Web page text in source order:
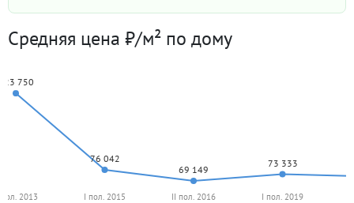
Средняя цена ₽/м² по дому
750
76 042
69 149
73 333
2013 I пол. 2015 II пол. 2016 I пол. 2019